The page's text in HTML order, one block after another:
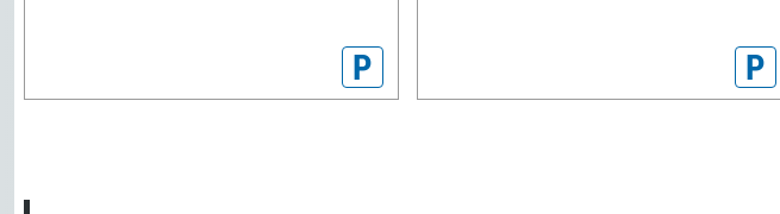
P P